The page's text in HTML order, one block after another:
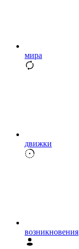
мира
движки
возникновения